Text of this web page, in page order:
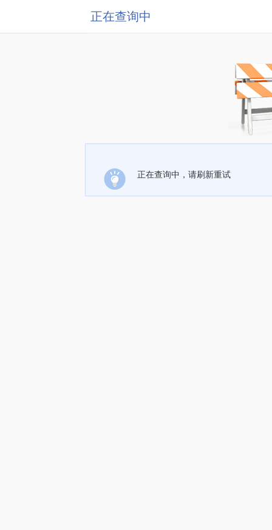
正在查询中
正在查询中，请刷新重试